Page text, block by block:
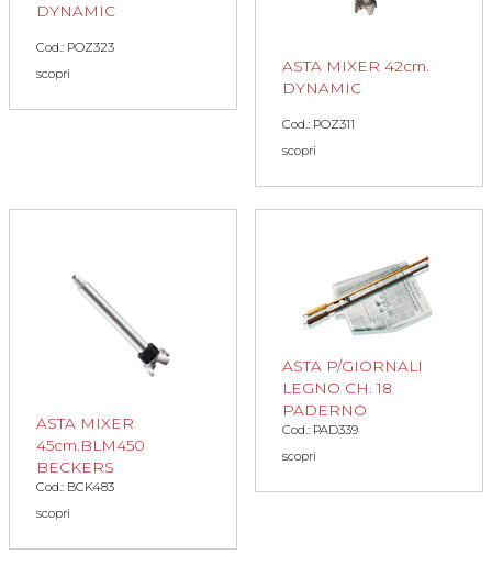
DYNAMIC
Cod.: POZ323
scopri
ASTA MIXER 42cm.
DYNAMIC
Cod.: POZ311
scopri
ASTA MIXER
45cm.BLM450
BECKERS
Cod.: BCK483
scopri
ASTA P/GIORNALI
LEGNO CH. 18
PADERNO
Cod.: PAD339
scopri